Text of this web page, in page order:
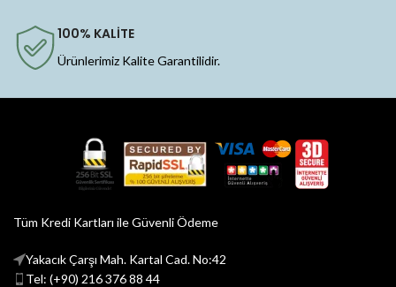
100% KALİTE
Ürünlerimiz Kalite Garantilidir.
Tüm Kredi Kartları ile Güvenli Ödeme
Yakacık Çarşı Mah. Kartal Cad. No:42
Tel: (+90) 216 376 88 44